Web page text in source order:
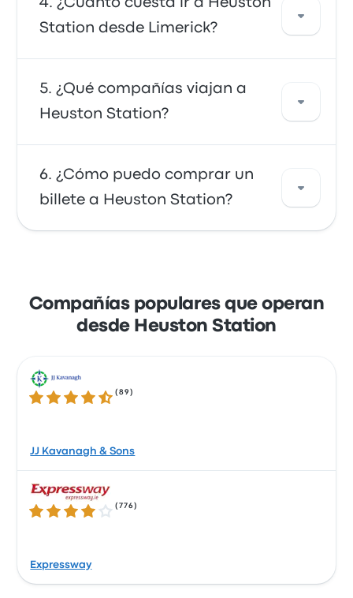
en la opción preferida para muchos viajeros.
diversos destinos como Limerick. Usa nuestra
herramienta de búsqueda para encontrar los
mejores precios y horarios para tu viaje.
¿Cuánto cuesta ir a Heuston
Station desde Limerick?
En general, un billete entre Heuston Station y
Limerick cuesta aproximadamente 24 €. El
aproximadamente 3h 19m. Ten en cuenta que
transporte, la hora del día y la época del año.
¿Qué compañías viajan a
Heuston Station?
Puedes viajar con JJ Kavanagh & Sons o
Expressway para llegar a Heuston Station.
Las empresas ofrecen 285 viajes diarios; el
primer autobús sale a las 2:10 y el último
¿Cómo puedo comprar un
billete a Heuston Station?
facilidad de pagar con tu tarjeta de crédito,
incluidas las principales tarjetas, como
Mastercard, Visa, Amex y otras, así como con
Compañías populares que operan
desde Heuston Station
4.3 sobre 5 estrellas
(89 )
JJ Kavanagh & Sons
3.8 sobre 5 estrellas
(776 )
Expressway